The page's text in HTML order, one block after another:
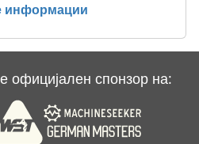
информации
официјален спонзор на: